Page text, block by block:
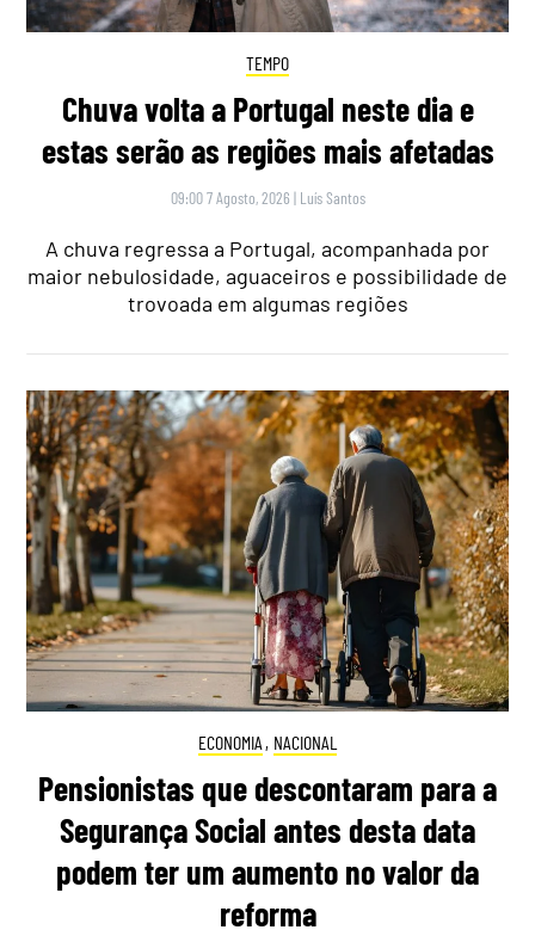
TEMPO
Chuva volta a Portugal neste dia e
estas serão as regiões mais afetadas
09:00 7 Agosto, 2026 | Luís Santos
A chuva regressa a Portugal, acompanhada por
maior nebulosidade, aguaceiros e possibilidade de
trovoada em algumas regiões
ECONOMIA , NACIONAL
Pensionistas que descontaram para a
Segurança Social antes desta data
podem ter um aumento no valor da
reforma